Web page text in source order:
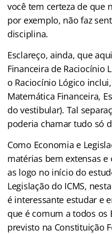
você tem certeza de que
por exemplo, não faz
disciplina.
Esclareço, ainda, que
Financeira de Raciocínio
o Raciocínio Lógico
Matemática Financeira,
do vestibular). Tal
poderia chamar tudo só
Como Economia e
matérias bem extensas
as logo no início do
Legislação do ICMS,
é interessante estudar e
que é comum a todos os
previsto na Constituição